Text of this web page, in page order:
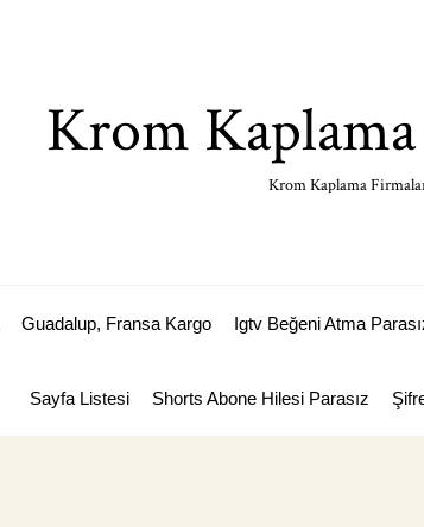
Krom
Krom Kaplama
Guadalup, Fransa Kargo Igtv Beğeni Atma
Sayfa Listesi Shorts Abone Hilesi Parasız